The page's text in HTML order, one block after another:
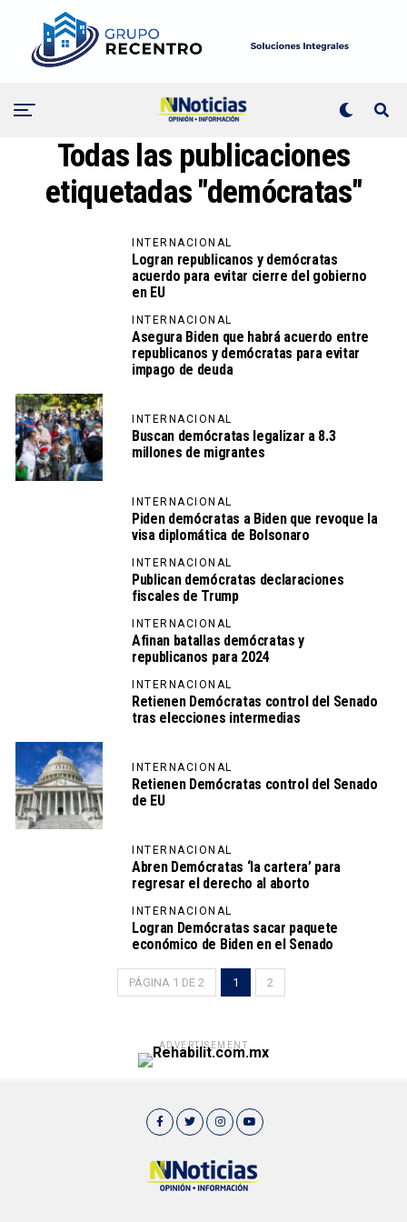
Todas las publicaciones
etiquetadas "demócratas"
INTERNACIONAL
Logran republicanos y demócratas
acuerdo para evitar cierre del gobierno
en EU
INTERNACIONAL
Asegura Biden que habrá acuerdo entre
republicanos y demócratas para evitar
impago de deuda
INTERNACIONAL
Buscan demócratas legalizar a 8.3
millones de migrantes
INTERNACIONAL
Piden demócratas a Biden que revoque la
visa diplomática de Bolsonaro
INTERNACIONAL
Publican demócratas declaraciones
fiscales de Trump
INTERNACIONAL
Afinan batallas demócratas y
republicanos para 2024
INTERNACIONAL
Retienen Demócratas control del Senado
tras elecciones intermedias
INTERNACIONAL
Retienen Demócratas control del Senado
de EU
INTERNACIONAL
Abren Demócratas ‘la cartera’ para
regresar el derecho al aborto
INTERNACIONAL
Logran Demócratas sacar paquete
económico de Biden en el Senado
PÁGINA 1 DE 2 1 2
ADVERTISEMENT